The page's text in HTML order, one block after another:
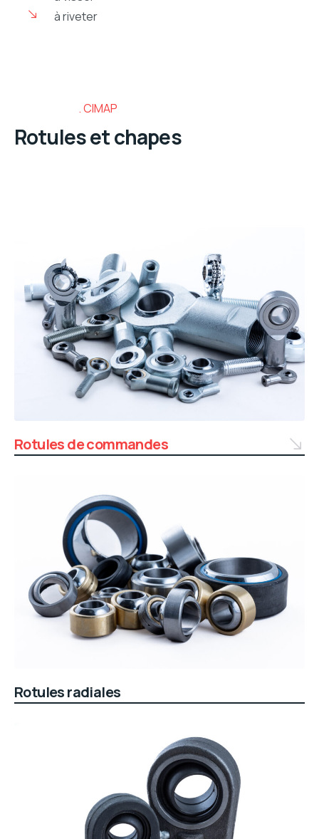
à riveter
CIMAP
Rotules et chapes
Rotules de commandes
Rotules radiales